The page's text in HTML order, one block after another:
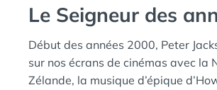
Le Seigneur des
Début des années 2000, Peter
sur nos écrans de cinémas avec la
Zélande, la musique d’épique